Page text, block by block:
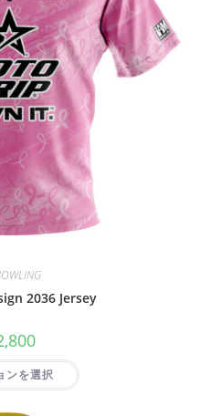
2036 Jersey
ンを選択